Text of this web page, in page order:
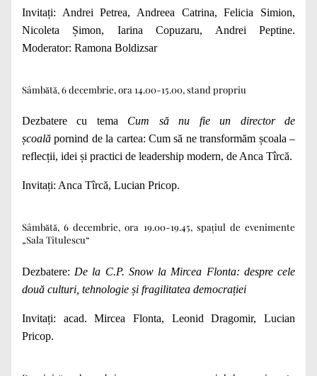
Invitați: Andrei Petrea, Andreea Catrina, Felicia Simion,
Nicoleta Șimon, Iarina Copuzaru, Andrei Peptine.
Moderator: Ramona Boldizsar
Sâmbătă, 6 decembrie, ora 14.00-15.00, stand propriu
Dezbatere cu tema Cum să nu fie un director de
școală pornind de la cartea: Cum să ne transformăm școala –
reflecții, idei și practici de leadership modern, de Anca Tîrcă.
Invitați: Anca Tîrcă, Lucian Pricop.
Sâmbătă, 6 decembrie, ora 19.00-19.45, spațiul de evenimente
„Sala Titulescu“
Dezbatere: De la C.P. Snow la Mircea Flonta: despre cele
două culturi, tehnologie și fragilitatea democrației
Invitați: acad. Mircea Flonta, Leonid Dragomir, Lucian
Pricop.